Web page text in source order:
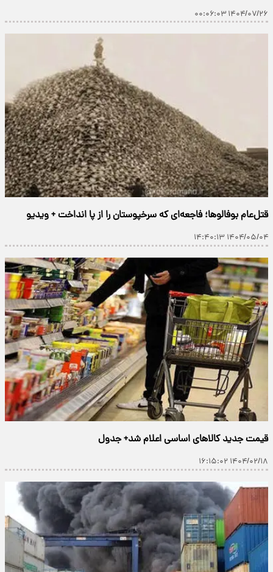
۱۴۰۴/۰۷/۲۶ ۰۰:۰۶:۰۳
قتل‌عام بوفالوها؛ فاجعه‌ای که سرخپوستان را از پا انداخت + ویدیو
۱۴۰۴/۰۵/۰۴ ۱۴:۴۰:۱۳
قیمت جدید کالاهای اساسی اعلام شد+ جدول
۱۴۰۴/۰۲/۱۸ ۱۶:۱۵:۰۲